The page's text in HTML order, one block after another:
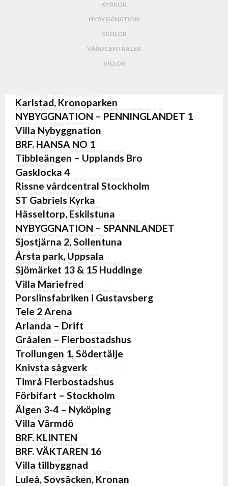
KYRKOR
NYBYGGNATION
SKOLOR
VÅRDCENTRALER
VILLOR
Karlstad, Kronoparken
Karlstad, Kronoparken
Flerbostadshus,Nybyggnation
NYBYGGNATION – PENNINGLANDET 1
NYBYGGNATION – PENNINGLANDET 1
Flerbostadshus,Nybyggnation
Villa Nybyggnation
Villa Nybyggnation
Nybyggnation,Villor
BRF. HANSA NO 1
BRF. HANSA NO 1
Flerbostadshus
Tibbleängen – Upplands Bro
Tibbleängen – Upplands Bro
Flerbostadshus,Nybyggnation
Gasklocka 4
Gasklocka 4
Anläggningar
Rissne vårdcentral Stockholm
Rissne vårdcentral Stockholm
Anläggningar,Nybyggnation
ST Gabriels Kyrka
ST Gabriels Kyrka
Kyrkor
Hässeltorp, Eskilstuna
Hässeltorp, Eskilstuna
Nybyggnation,Villor
NYBYGGNATION – SPANNLANDET
NYBYGGNATION – SPANNLANDET
Flerbostadshus,Nybyggnation
Sjostjärna 2, Sollentuna
Sjostjärna 2, Sollentuna
Flerbostadshus,Nybyggnation
Årsta park, Uppsala
Årsta park, Uppsala
Flerbostadshus,Nybyggnation
Sjömärket 13 & 15 Huddinge
Sjömärket 13 & 15 Huddinge
Flerbostadshus,Nybyggnation
Villa Mariefred
Villa Mariefred
Villor
Porslinsfabriken i Gustavsberg​
Porslinsfabriken i Gustavsberg​
Anläggningar
Tele 2 Arena
Tele 2 Arena
Anläggningar
Arlanda – Drift
Arlanda – Drift
Anläggningar
Gråalen – Flerbostadshus
Gråalen – Flerbostadshus
Flerbostadshus,Nybyggnation
Trollungen 1, Södertälje
Trollungen 1, Södertälje
Flerbostadshus,Nybyggnation
Knivsta sågverk
Knivsta sågverk
Anläggningar
Timrå Flerbostadshus
Timrå Flerbostadshus
Flerbostadshus , Nybyggnation
Förbifart – Stockholm
Förbifart – Stockholm
Anläggningar
Älgen 3-4 – Nyköping
Älgen 3-4 – Nyköping
Nybyggnation,Villor
Villa Värmdö
Villa Värmdö
Villor
BRF. KLINTEN
BRF. KLINTEN
Flerbostadshus
BRF. VÄKTAREN 16
BRF. VÄKTAREN 16
Flerbostadshus
Villa tillbyggnad
Villa tillbyggnad
Villor
Luleå, Sovsäcken, Kronan
Luleå, Sovsäcken, Kronan